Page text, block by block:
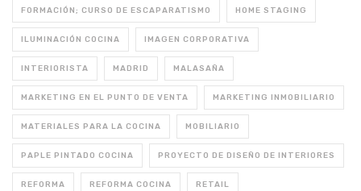
FORMACIÓN; CURSO DE ESCAPARATISMO HOME STAGING
ILUMINACIÓN COCINA IMAGEN CORPORATIVA
INTERIORISTA MADRID MALASAÑA
MARKETING EN EL PUNTO DE VENTA MARKETING INMOBILIARIO
MATERIALES PARA LA COCINA MOBILIARIO
PAPLE PINTADO COCINA PROYECTO DE DISEÑO DE INTERIORES
REFORMA REFORMA COCINA RETAIL